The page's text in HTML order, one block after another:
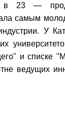
в 23 —
самым
У
и списке
ведущих